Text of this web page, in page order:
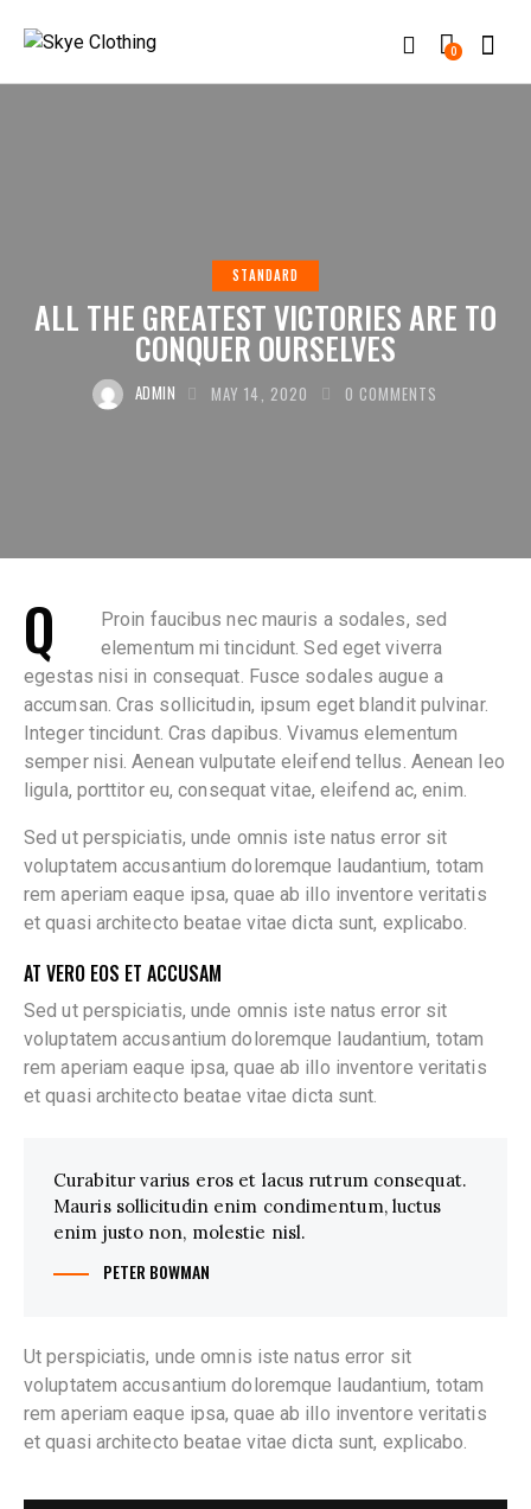
0
STANDARD
ALL THE GREATEST VICTORIES ARE TO
CONQUER OURSELVES
ADMIN MAY 14, 2020 0 COMMENTS
Q
Proin faucibus nec mauris a sodales, sed
elementum mi tincidunt. Sed eget viverra
egestas nisi in consequat. Fusce sodales augue a
accumsan. Cras sollicitudin, ipsum eget blandit pulvinar.
Integer tincidunt. Cras dapibus. Vivamus elementum
semper nisi. Aenean vulputate eleifend tellus. Aenean leo
ligula, porttitor eu, consequat vitae, eleifend ac, enim.
Sed ut perspiciatis, unde omnis iste natus error sit
voluptatem accusantium doloremque laudantium, totam
rem aperiam eaque ipsa, quae ab illo inventore veritatis
et quasi architecto beatae vitae dicta sunt, explicabo.
AT VERO EOS ET ACCUSAM
Sed ut perspiciatis, unde omnis iste natus error sit
voluptatem accusantium doloremque laudantium, totam
rem aperiam eaque ipsa, quae ab illo inventore veritatis
et quasi architecto beatae vitae dicta sunt.
Curabitur varius eros et lacus rutrum consequat.
Mauris sollicitudin enim condimentum, luctus
enim justo non, molestie nisl.
PETER BOWMAN
Ut perspiciatis, unde omnis iste natus error sit
voluptatem accusantium doloremque laudantium, totam
rem aperiam eaque ipsa, quae ab illo inventore veritatis
et quasi architecto beatae vitae dicta sunt, explicabo.